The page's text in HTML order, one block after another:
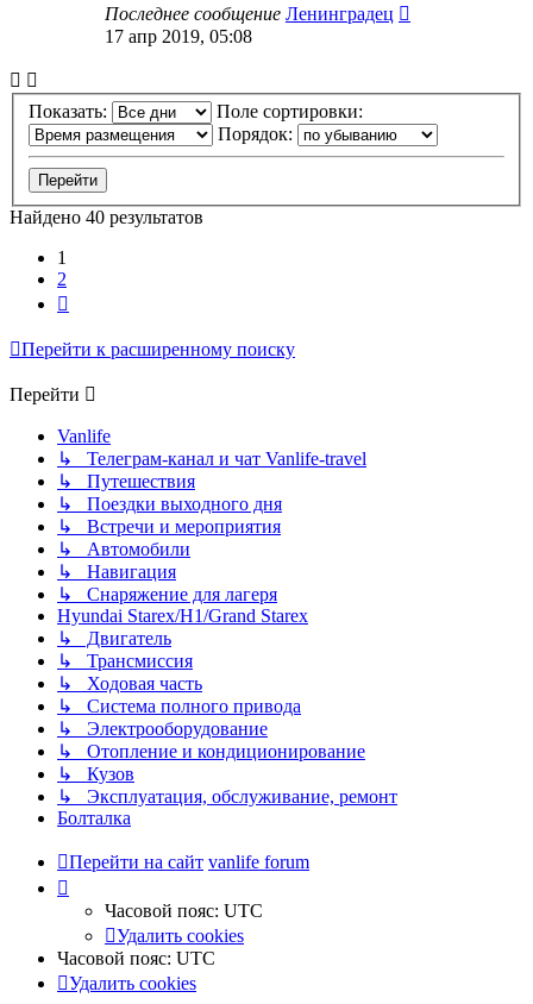
Последнее сообщение Ленинградец
17 апр 2019, 05:08
Показать:
Поле сортировки:
Порядок:
Найдено 40 результатов
1
2
Перейти к расширенному поиску
Перейти
Vanlife
↳ Телеграм-канал и чат Vanlife-travel
↳ Путешествия
↳ Поездки выходного дня
↳ Встречи и мероприятия
↳ Автомобили
↳ Навигация
↳ Снаряжение для лагеря
Hyundai Starex/H1/Grand Starex
↳ Двигатель
↳ Трансмиссия
↳ Ходовая часть
↳ Система полного привода
↳ Электрооборудование
↳ Отопление и кондиционирование
↳ Кузов
↳ Эксплуатация, обслуживание, ремонт
Болталка
Перейти на сайт vanlife forum
Часовой пояс: UTC
Удалить cookies
Часовой пояс: UTC
Удалить cookies